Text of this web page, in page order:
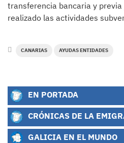
transferencia bancaria y
realizado las actividades
CANARIAS AYUDAS ENTIDADES
EN PORTADA
CRÓNICAS DE LA
GALICIA EN EL MUNDO